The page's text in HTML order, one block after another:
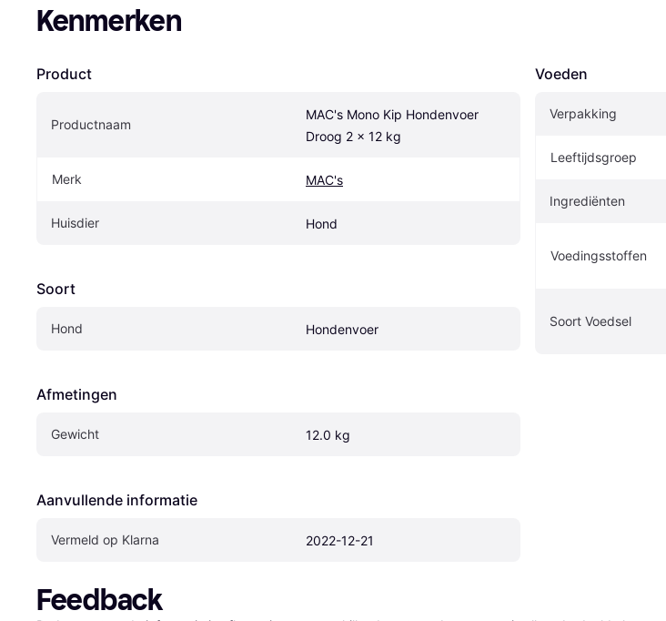
Kenmerken
Product
Productnaam
MAC's Mono Kip Hondenvoer
Droog 2 x 12 kg
Merk MAC's
Huisdier Hond
Soort
Hond Hondenvoer
Afmetingen
Gewicht 12.0 kg
Aanvullende informatie
Vermeld op Klarna 2022-12-21
Voeden
Verpakking
Leeftijdsgroep
Ingrediënten
Voedingsstoffen
Soort Voedsel
Feedback